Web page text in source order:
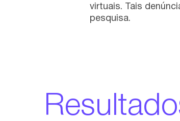
virtuais. Tais
pesquisa.